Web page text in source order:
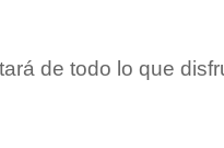
de todo lo que